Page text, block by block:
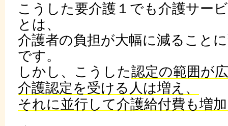
こうした要介護１でも介護サー
とは、
介護者の負担が大幅に減ること
です。
しかし、こうした認定の範囲が
介護認定を受ける人は増え、
それに並行して介護給付費も増